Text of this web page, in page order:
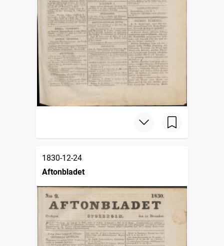
1830-12-24
Aftonbladet